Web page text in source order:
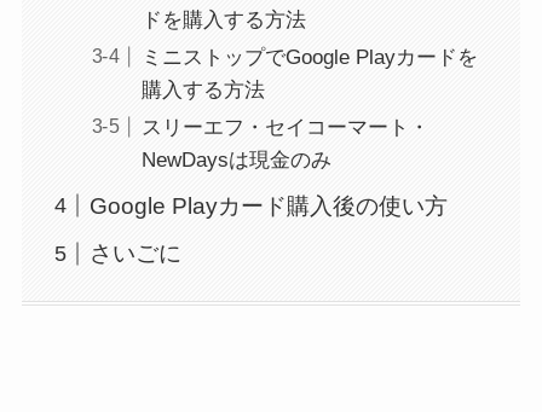
ドを購入する方法
ミニストップでGoogle Playカードを
購入する方法
スリーエフ・セイコーマート・
NewDaysは現金のみ
Google Playカード購入後の使い方
さいごに